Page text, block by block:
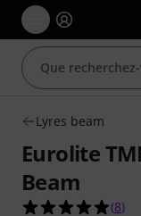
Lyres beam
Eurolite
Beam
4.9
(8)